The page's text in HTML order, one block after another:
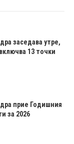
заседава утре,
13 точки
прие Годишния
за 2026